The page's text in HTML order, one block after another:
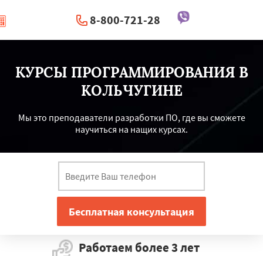
8-800-721-28
| Перезвоните мне
КУРСЫ ПРОГРАММИРОВАНИЯ В
КОЛЬЧУГИНЕ
Мы это преподаватели разработки ПО, где вы сможете
научиться на нащих курсах.
Работаем более 3 лет